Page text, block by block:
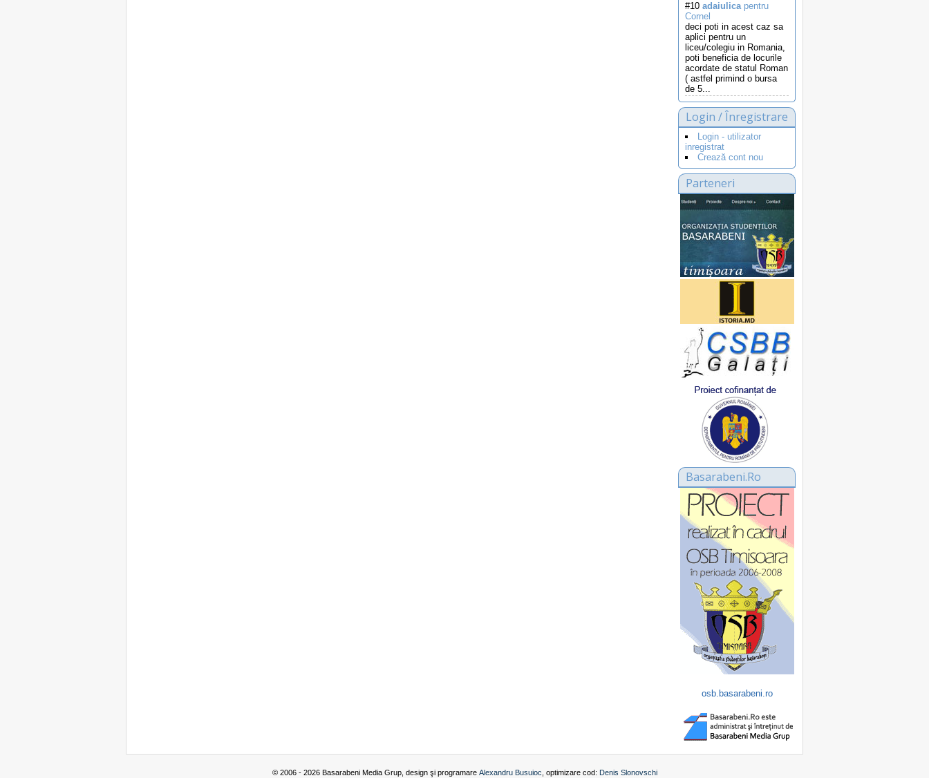
#10 adaiulicapentru
Cornel
deci poti in acest caz sa
aplici pentru un
liceu/colegiu in Romania,
poti beneficia de locurile
acordate de statul Roman
( astfel primind o bursa
de 5...
Login / Înregistrare
Login - utilizator
inregistrat
Crează cont nou
Parteneri
Basarabeni.Ro
osb.basarabeni.ro
© 2006 - 2026 Basarabeni Media Grup, design şi programare Alexandru Busuioc , optimizare cod: Denis Slonovschi